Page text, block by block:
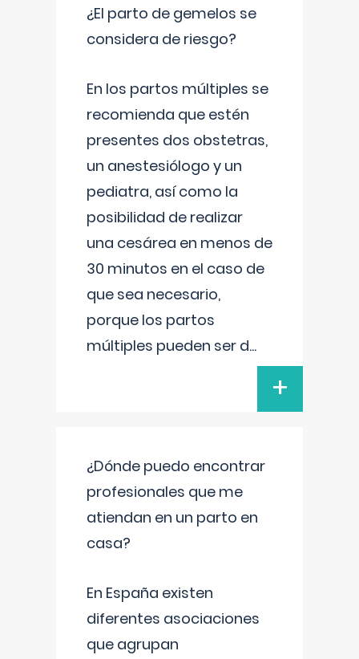
¿El parto de gemelos se
considera de riesgo?
En los partos múltiples se
recomienda que estén
presentes dos obstetras,
un anestesiólogo y un
pediatra, así como la
posibilidad de realizar
una cesárea en menos de
30 minutos en el caso de
que sea necesario,
porque los partos
múltiples pueden ser d...
+
¿Dónde puedo encontrar
profesionales que me
atiendan en un parto en
casa?
En España existen
diferentes asociaciones
que agrupan